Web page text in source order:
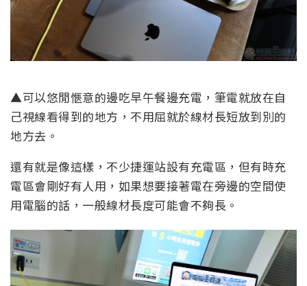
▲可以悠閒愜意的邊吃早午餐邊充電，筆電就放在自
己視線看得到的地方，不用屈就於線材長短放到別的
地方去。
還有就是像這樣，不少捷運站設有充電區，但有時充
電區會剛好有人用，如果想要接著電在旁邊的空間使
用電腦的話，一般線材長度可能會不夠長。